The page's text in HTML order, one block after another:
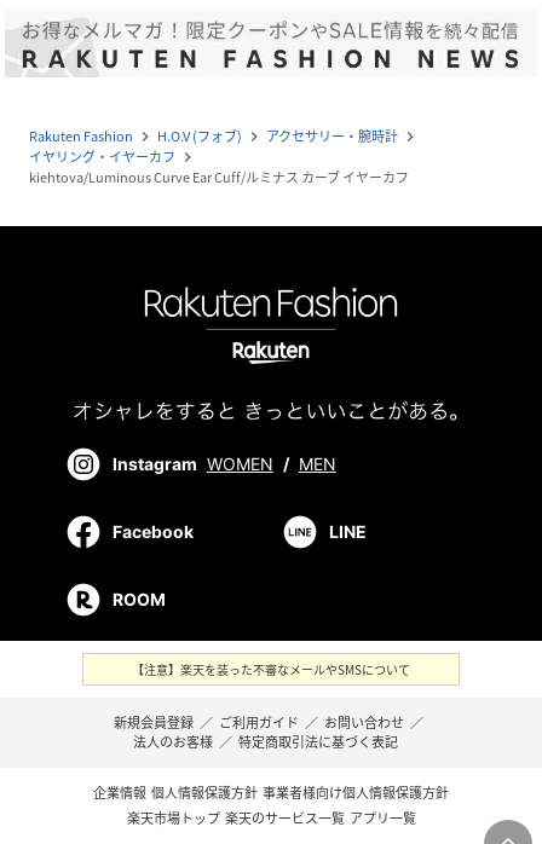
Rakuten Fashion navigate_next H.O.V (フォブ) navigate_next アクセサリー・腕時計 navigate_next
イヤリング・イヤーカフ navigate_next
kiehtova/Luminous Curve Ear Cuff/ルミナス カーブ イヤーカフ
Instagram WOMEN / MEN
Facebook LINE
ROOM
【注意】楽天を装った不審なメールやSMSについて
新規会員登録 ／ ご利用ガイド ／ お問い合わせ ／
法人のお客様 ／ 特定商取引法に基づく表記
企業情報 個人情報保護方針 事業者様向け個人情報保護方針
楽天市場トップ 楽天のサービス一覧 アプリ一覧